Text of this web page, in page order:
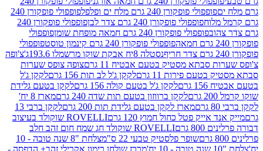
פופפולי פופקורן 240 גרם מלח ים ופלפל
פופפולי פופקורן 240
פופפולי פופקורן 240 גרם צדר לבן
פופפולי פופקורן 240
פופפולי פופקורן 240 גרם חמאה מופחת שומן
פופפולי
פופפולי פופקורן 240 גרם קינמון טוסט
פופפולי
נסטלה 8יח אבקת שוקו מרשמלו 193.6ג'
צ'ופה
סבתא מסטיק בטעם אבטיח 11 גרם
צופה צופס שערות
פירות 11 גרם
לקקן ג'ל לב תות 156 גרם
לקקן ג'ל
גרם
לקקן ג'ל בטעם קולה 156 גרם
לקקן בטעם גלידת
לקקן ברווזון בטעם תות שדה 240 גרם
מארז 8 יח'
מארז לקקן בטעם גלידת תות 200 גרם
לקקן ברבי 13
אייק פטל כחול חמוץ 120 גרם
ROVELLI שוקולד בעיצוב
גרם
ROVELLI שוקולד חג שמח חום זהב חלב
שופר פלסטיק טבעי 22 ס"מ
צלחת "8 שנה טובה - 10
מרכז שולחן רימון אקרילי זהב+ הדפסה -